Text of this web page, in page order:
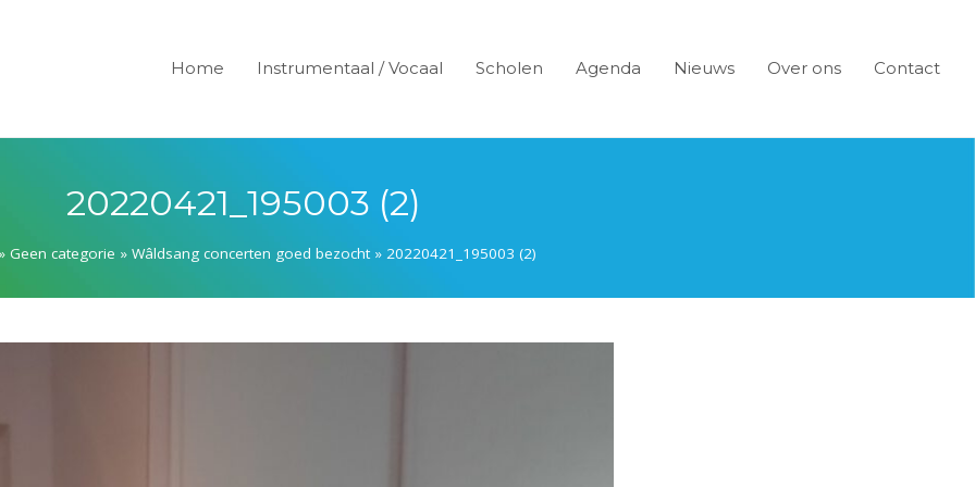
Home Instrumentaal / Vocaal Scholen Agenda Nieuws Over ons Contact
20220421_195003 (2)
Geen categorie » Wâldsang concerten goed bezocht» 20220421_195003 (2)